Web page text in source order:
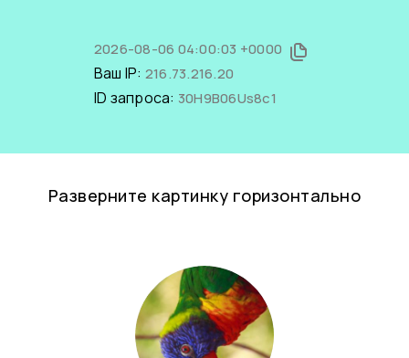
2026-08-06 04:00:03 +0000
Ваш IP: 216.73.216.20
ID запроса: 30H9B06Us8c1
Разверните картинку горизонтально